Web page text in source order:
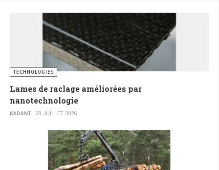
TECHNOLOGIES
Lames de raclage améliorées par
nanotechnologie
KADANT 29 JUILLET 2026